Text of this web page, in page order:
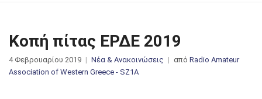
Κοπή πίτας ΕΡΔΕ 2019
4 Φεβρουαρίου 2019 Νέα & Ανακοινώσεις από Radio Amateur
Association of Western Greece - SZ1A